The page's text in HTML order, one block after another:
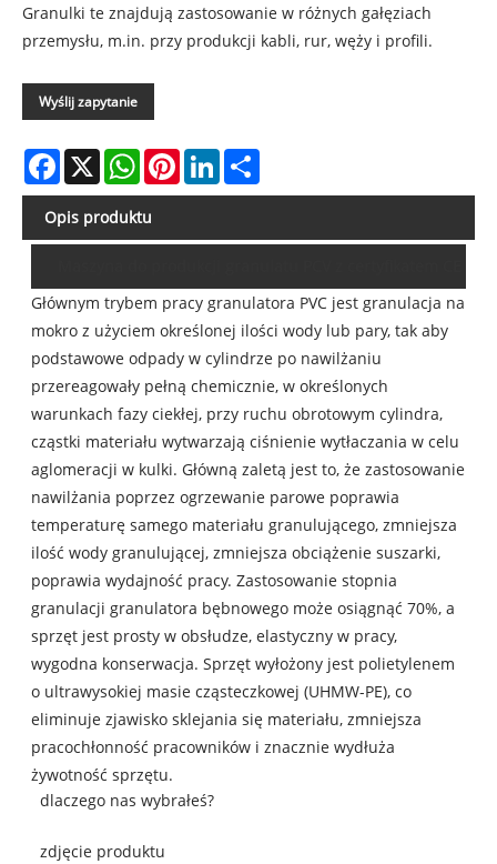
Granulki te znajdują zastosowanie w różnych gałęziach
przemysłu, m.in. przy produkcji kabli, rur, węży i ​​profili.
Wyślij zapytanie
Facebook
X WhatsAppPinterestLinkedIn
Opis produktu
Głównym trybem pracy granulatora PVC jest granulacja na
mokro z użyciem określonej ilości wody lub pary, tak aby
podstawowe odpady w cylindrze po nawilżaniu
przereagowały pełną chemicznie, w określonych
warunkach fazy ciekłej, przy ruchu obrotowym cylindra,
cząstki materiału wytwarzają ciśnienie wytłaczania w celu
aglomeracji w kulki. Główną zaletą jest to, że zastosowanie
nawilżania poprzez ogrzewanie parowe poprawia
temperaturę samego materiału granulującego, zmniejsza
ilość wody granulującej, zmniejsza obciążenie suszarki,
poprawia wydajność pracy. Zastosowanie stopnia
granulacji granulatora bębnowego może osiągnąć 70%, a
sprzęt jest prosty w obsłudze, elastyczny w pracy,
wygodna konserwacja. Sprzęt wyłożony jest polietylenem
o ultrawysokiej masie cząsteczkowej (UHMW-PE), co
eliminuje zjawisko sklejania się materiału, zmniejsza
pracochłonność pracowników i znacznie wydłuża
żywotność sprzętu.
dlaczego nas wybrałeś?
zdjęcie produktu